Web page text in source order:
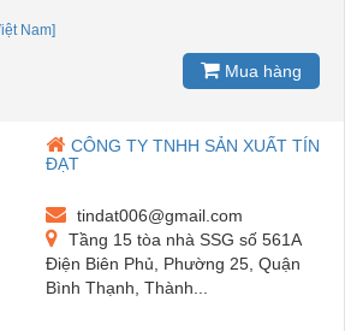
Nam]
Mua hàng
CÔNG TY TNHH SẢN XUẤT TÍN
ĐẠT
tindat006@gmail.com
Tầng 15 tòa nhà SSG số 561A
Điện Biên Phủ, Phường 25, Quận
Bình Thạnh, Thành...